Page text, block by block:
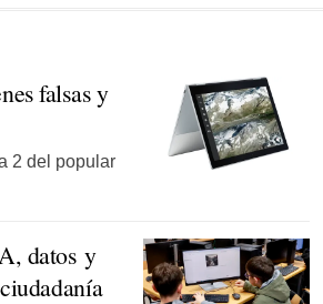
falsas y
2 del popular
datos y